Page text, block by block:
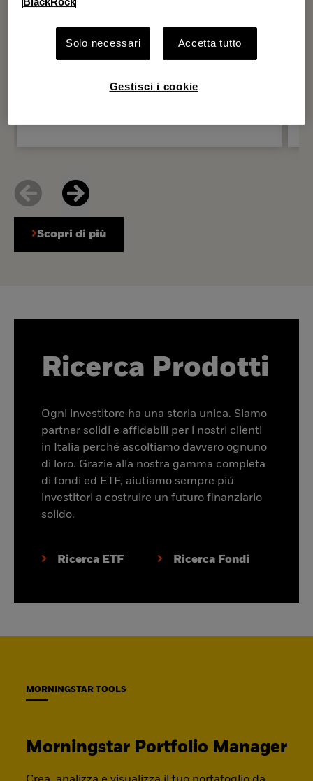
Scopri di più
Ricerca Prodotti
Ogni investitore ha una storia unica. Siamo
partner solidi e affidabili per i nostri clienti
in Italia perché ascoltiamo davvero ognuno
di loro. Grazie alla nostra gamma completa
di fondi ed ETF, aiutiamo sempre più
investitori a costruire un futuro finanziario
solido.
Ricerca ETF Ricerca Fondi
MORNINGSTAR TOOLS
Morningstar Portfolio Manager
BlackRock
Solo necessari Accetta tutto
Gestisci i cookie